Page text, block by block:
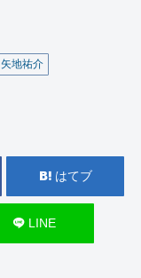
矢地祐介
はてブ
LINE